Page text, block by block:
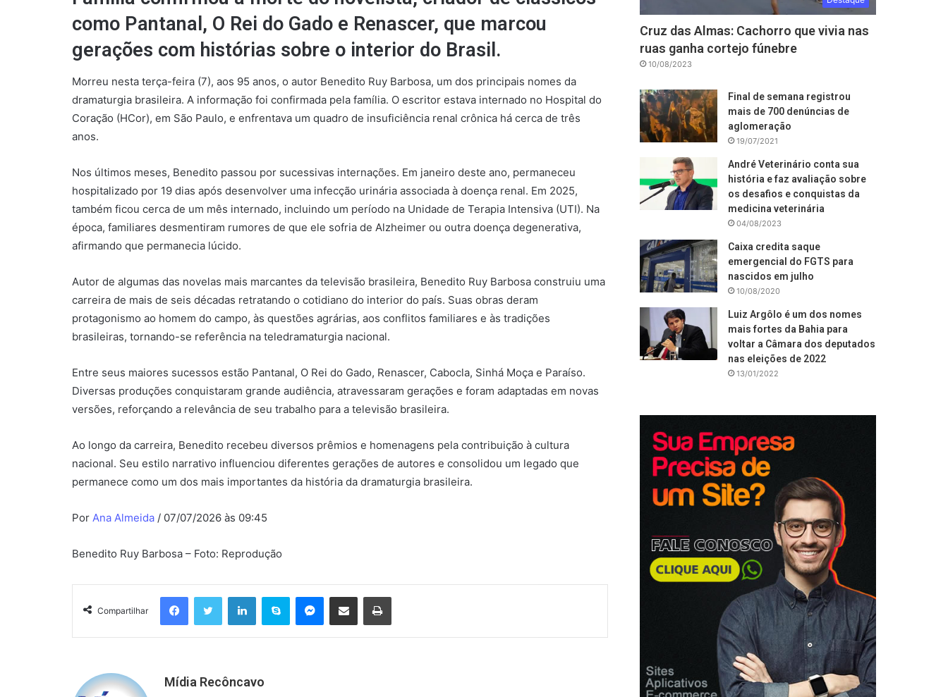
como Pantanal, O Rei do Gado e Renascer, que marcou
gerações com histórias sobre o interior do Brasil.
Morreu nesta terça-feira (7), aos 95 anos, o autor Benedito Ruy Barbosa, um dos principais nomes da
dramaturgia brasileira. A informação foi confirmada pela família. O escritor estava internado no Hospital do
Coração (HCor), em São Paulo, e enfrentava um quadro de insuficiência renal crônica há cerca de três
anos.
Nos últimos meses, Benedito passou por sucessivas internações. Em janeiro deste ano, permaneceu
hospitalizado por 19 dias após desenvolver uma infecção urinária associada à doença renal. Em 2025,
também ficou cerca de um mês internado, incluindo um período na Unidade de Terapia Intensiva (UTI). Na
época, familiares desmentiram rumores de que ele sofria de Alzheimer ou outra doença degenerativa,
afirmando que permanecia lúcido.
Autor de algumas das novelas mais marcantes da televisão brasileira, Benedito Ruy Barbosa construiu uma
carreira de mais de seis décadas retratando o cotidiano do interior do país. Suas obras deram
protagonismo ao homem do campo, às questões agrárias, aos conflitos familiares e às tradições
brasileiras, tornando-se referência na teledramaturgia nacional.
Entre seus maiores sucessos estão Pantanal, O Rei do Gado, Renascer, Cabocla, Sinhá Moça e Paraíso.
Diversas produções conquistaram grande audiência, atravessaram gerações e foram adaptadas em novas
versões, reforçando a relevância de seu trabalho para a televisão brasileira.
Ao longo da carreira, Benedito recebeu diversos prêmios e homenagens pela contribuição à cultura
nacional. Seu estilo narrativo influenciou diferentes gerações de autores e consolidou um legado que
permanece como um dos mais importantes da história da dramaturgia brasileira.
PorAna Almeida / 07/07/2026 às 09:45
Benedito Ruy Barbosa – Foto: Reprodução
Compartilhar
FacebookTwitter LinkedinSkype Messenger
Compartilhar via e-mail Imprimir
Mídia Recôncavo
Cruz das Almas: Cachorro que vivia nas
ruas ganha cortejo fúnebre
10/08/2023
Final de semana registrou
mais de 700 denúncias de
aglomeração
19/07/2021
André Veterinário conta sua
história e faz avaliação sobre
os desafios e conquistas da
medicina veterinária
04/08/2023
Caixa credita saque
emergencial do FGTS para
nascidos em julho
10/08/2020
Luiz Argôlo é um dos nomes
mais fortes da Bahia para
voltar a Câmara dos deputados
nas eleições de 2022
13/01/2022